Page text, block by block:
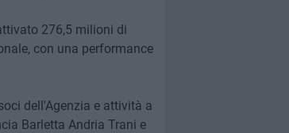
276,5 milioni di
con una performance
dell'Agenzia e attività a
Barletta Andria Trani e